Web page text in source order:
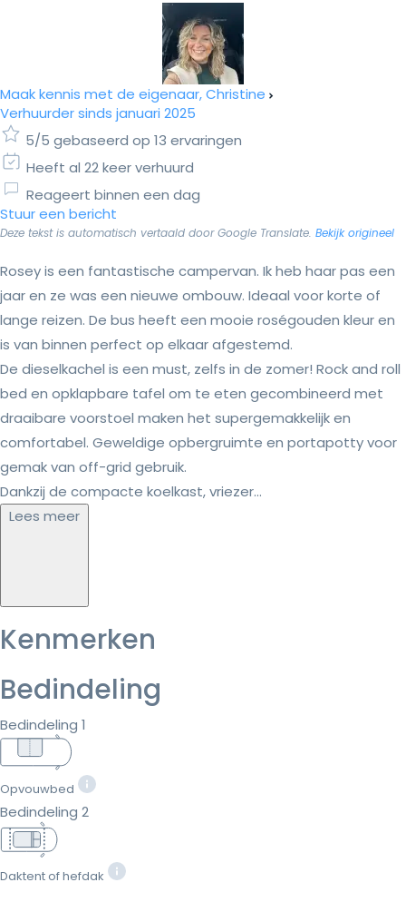
Maak kennis met de eigenaar, Christine
Verhuurder sinds januari 2025
5/5 gebaseerd op 13 ervaringen
Heeft al 22 keer verhuurd
Reageert binnen een dag
Stuur een bericht
Deze tekst is automatisch vertaald door Google Translate. Bekijk origineel
Rosey is een fantastische campervan. Ik heb haar pas een
jaar en ze was een nieuwe ombouw. Ideaal voor korte of
lange reizen. De bus heeft een mooie roségouden kleur en
is van binnen perfect op elkaar afgestemd.
De dieselkachel is een must, zelfs in de zomer! Rock and roll
bed en opklapbare tafel om te eten gecombineerd met
draaibare voorstoel maken het supergemakkelijk en
comfortabel. Geweldige opbergruimte en portapotty voor
gemak van off-grid gebruik.
Dankzij de compacte koelkast, vriezer...
Lees meer
Kenmerken
Bedindeling
Bedindeling 1
Opvouwbed
Bedindeling 2
Daktent of hefdak